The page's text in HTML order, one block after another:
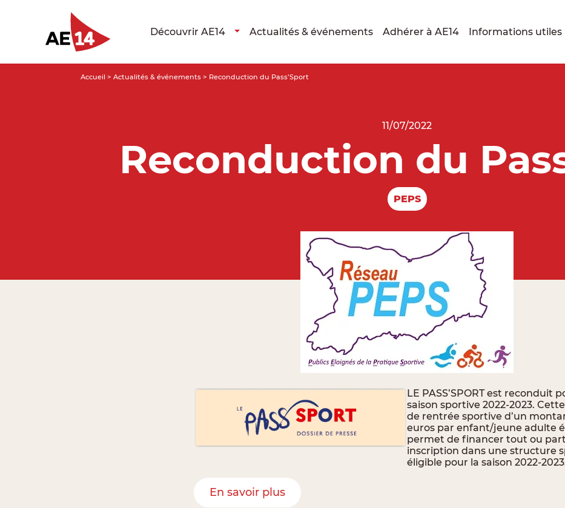
Découvrir AE14 Actualités & événements Adhérer à AE14 Informations utiles
Accueil > Actualités & événements > Reconduction du Pass’Sport
11/07/2022
Reconduction du
PEPS
LE PASS’SPORT est reconduit
saison sportive 2022-2023.
de rentrée sportive d’un
euros par enfant/jeune adulte
permet de financer tout ou
inscription dans une structure
éligible pour la saison 2022-
En savoir plus